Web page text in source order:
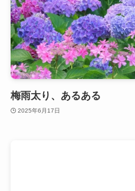
梅雨太り、あるある
2025年6月17日